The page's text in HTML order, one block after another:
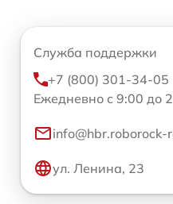
Служба поддержки
+7 (800) 301-34-05
Ежедневно с 9:00 до
ул. Ленина, 23